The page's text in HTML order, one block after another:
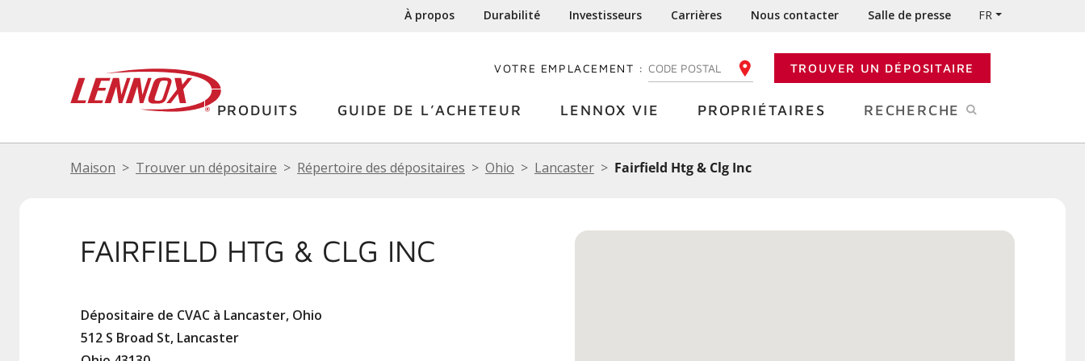
À propos Durabilité Investisseurs Carrières Nous contacter Salle de presse FR
VOTRE EMPLACEMENT : ENTREZ VOTRE CODE POSTALTROUVER UN DÉPOSITAIRE
PRODUITS GUIDE DE L’ACHETEUR LENNOX VIE PROPRIÉTAIRES RECHERCHE
Maison Trouver un dépositaire Répertoire des dépositaires Ohio Lancaster Fairfield Htg & Clg Inc
FAIRFIELD HTG & CLG INC
Dépositaire de CVAC à Lancaster, Ohio
512 S Broad St, Lancaster